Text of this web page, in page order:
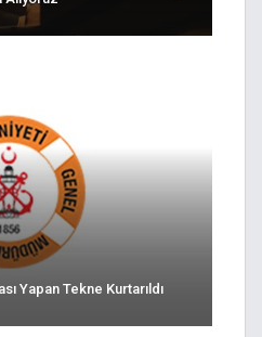
Yapan Tekne Kurtarıldı